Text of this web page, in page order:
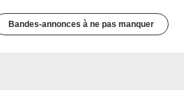
Bandes-annonces à ne pas manquer